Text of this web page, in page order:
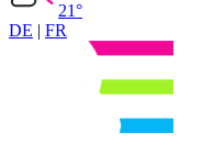
21°
DE | FR